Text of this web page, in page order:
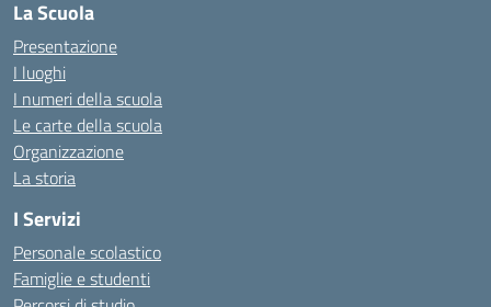
La Scuola
Presentazione
I luoghi
I numeri della scuola
Le carte della scuola
Organizzazione
La storia
I Servizi
Personale scolastico
Famiglie e studenti